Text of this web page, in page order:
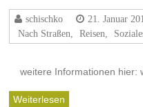
schischko 21. Januar
Nach Straßen
Reisen
weitere Informationen hier:
Weiterlesen